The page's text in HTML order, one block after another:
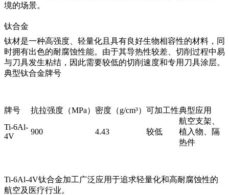
境的场景。
钛合金
钛材是一种高强度、轻量化且具有良好生物相容性的材料，同
时拥有出色的耐腐蚀性能。由于其导热性较差、切削过程中易
与刀具发生粘结，因此需要较低的切削速度和专用刀具涂层。
典型钛合金牌号
牌号 抗拉强度（MPa） 密度（g/cm³） 可加工性典型应用
Ti-6Al-
4V
900 4.43 较低
航空支架、
植入物、隔
热件
Ti-6Al-4V钛合金加工广泛应用于追求轻量化和高耐腐蚀性的
航空及医疗行业。